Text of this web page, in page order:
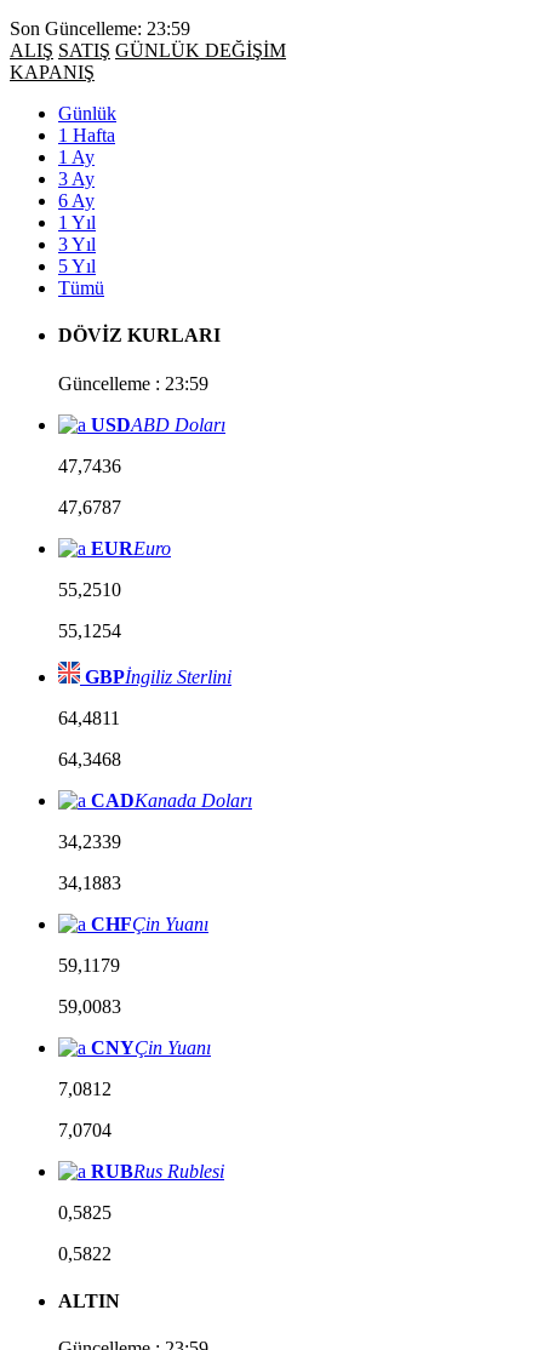
Son Güncelleme: 23:59
ALIŞ SATIŞ GÜNLÜK DEĞİŞİM
KAPANIŞ
Günlük
1 Hafta
1 Ay
3 Ay
6 Ay
1 Yıl
3 Yıl
5 Yıl
Tümü
DÖVİZ KURLARI
Güncelleme : 23:59
USDABD Doları
47,7436
47,6787
EUREuro
55,2510
55,1254
GBPİngiliz Sterlini
64,4811
64,3468
CADKanada Doları
34,2339
34,1883
CHFÇin Yuanı
59,1179
59,0083
CNYÇin Yuanı
7,0812
7,0704
RUBRus Rublesi
0,5825
0,5822
ALTIN